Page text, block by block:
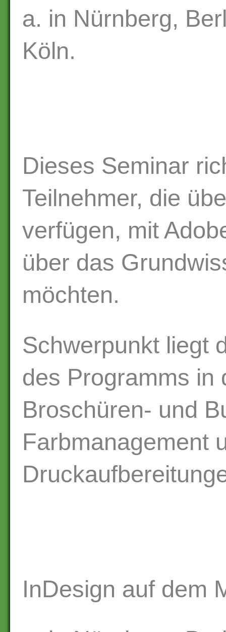
a. in Nürnberg,
Köln.
Dieses Seminar
Teilnehmer, die
verfügen, mit
über das
möchten.
Schwerpunkt liegt
des Programms in
Broschüren- und
Farbmanagement
InDesign auf dem